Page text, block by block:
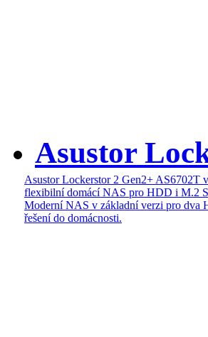
Asustor
Asustor Lockerstor 2 Gen2+ AS6702T
flexibilní domácí NAS pro HDD i M.2
Moderní NAS v základní verzi pro dva
řešení do domácnosti.